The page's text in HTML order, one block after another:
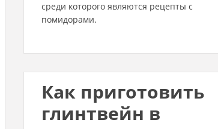
среди которого являются рецепты с
помидорами.
Как приготовить
глинтвейн в